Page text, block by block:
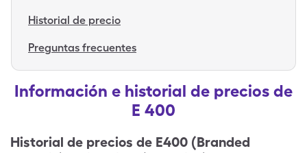
Historial de precio
Preguntas frecuentes
Información e historial de precios de
E 400
Historial de precios de E400 (Branded